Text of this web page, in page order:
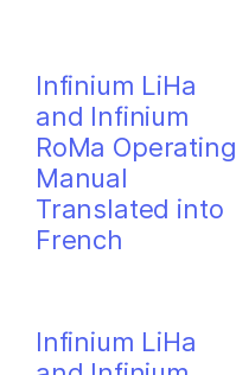
Infinium LiHa
and Infinium
RoMa Operating
Manual
Translated into
French
Infinium LiHa